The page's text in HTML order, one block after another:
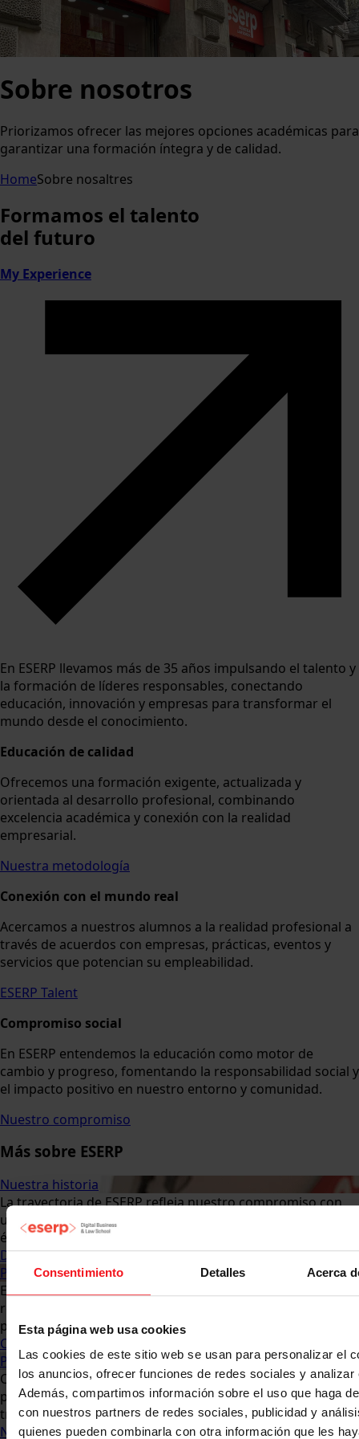
Consentimiento Detalles Acerca
Esta página web usa cookies
Las cookies de este sitio web se usan para personalizar el
los anuncios, ofrecer funciones de redes sociales y analizar
Además, compartimos información sobre el uso que haga
con nuestros partners de redes sociales, publicidad y
quienes pueden combinarla con otra información que les
Sobre nosotros
Priorizamos ofrecer las mejores opciones académicas para
garantizar una formación íntegra y de calidad.
HomeSobre nosaltres
Formamos el talento
del futuro
My Experience
En ESERP llevamos más de 35 años impulsando el talento y
la formación de líderes responsables, conectando
educación, innovación y empresas para transformar el
mundo desde el conocimiento.
Educación de calidad
Ofrecemos una formación exigente, actualizada y
orientada al desarrollo profesional, combinando
excelencia académica y conexión con la realidad
empresarial.
Nuestra metodología
Conexión con el mundo real
Acercamos a nuestros alumnos a la realidad profesional a
través de acuerdos con empresas, prácticas, eventos y
servicios que potencian su empleabilidad.
ESERP Talent
Compromiso social
En ESERP entendemos la educación como motor de
cambio y progreso, fomentando la responsabilidad social y
el impacto positivo en nuestro entorno y comunidad.
Nuestro compromiso
Más sobre ESERP
Nuestra historia
La trayectoria de ESERP refleja nuestro compromiso con
una educación de calidad, adaptada a los retos de cada
época y enfocada en el crecimiento de las personas.
De la utopía a la realidad
Propósito, visión y valores
En ESERP creemos en una educación basada en la
responsabilidad, la excelencia y en el contacto real con las
personas y la sociedad que nos rodea.
Como queremos dejar nuestra huella
Profesorado
Contamos con un equipo docente formado por
profesionales en activo y expertos académicos que
trasladan su conocimiento y experiencia al aula.
Nuestro claustro y ponentes